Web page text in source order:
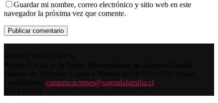
Guardar mi nombre, correo electrónico y sitio web en este
navegador la próxima vez que comente.
comunicaciones@sagradafamilia.cl